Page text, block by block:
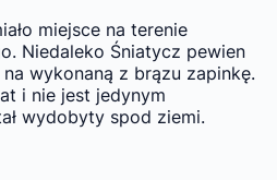
miejsce na terenie
Niedaleko Śniatycz pewien
wykonaną z brązu zapinkę.
i nie jest jedynym
wydobyty spod ziemi.